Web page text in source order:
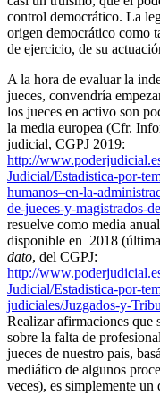
control democrático. La
origen democrático como
de ejercicio, de su
A la hora de evaluar la
jueces, convendría
los jueces en activo son
la media europea (Cfr.
judicial, CGPJ 2019:
http://
Judicial/Estadistica-por-
humanos–en-la-
de-jueces-y-magistrados-
resuelve como media
disponible en 2018
dato, del CGPJ:
http://
Judicial/Estadistica-por-
judiciales/Juzgados-y-
Realizar afirmaciones que
sobre la falta de
jueces de nuestro país,
mediático de algunos
veces), es simplemente un